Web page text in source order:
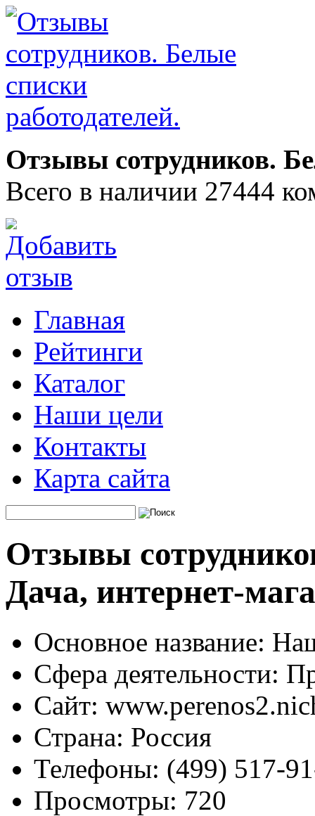
Отзывы сотрудников.
Всего в наличии 27444
Главная
Рейтинги
Каталог
Наши цели
Контакты
Карта сайта
Отзывы
Дача, интернет-
Основное название:
Сфера деятельности:
Сайт:
Страна: Россия
Телефоны: (499) 517-
Просмотры: 720